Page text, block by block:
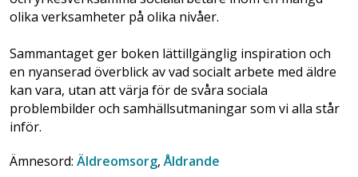
olika verksamheter på olika nivåer.
Sammantaget ger boken lättillgänglig inspiration och
en nyanserad överblick av vad socialt arbete med äldre
kan vara, utan att värja för de svåra sociala
problembilder och samhällsutmaningar som vi alla står
inför.
Ämnesord: Äldreomsorg,Åldrande